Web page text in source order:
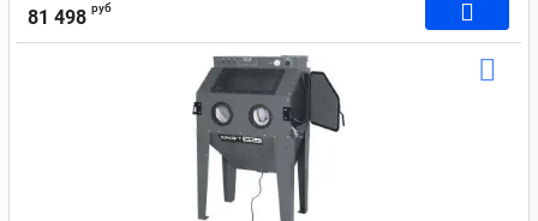
81 498 руб